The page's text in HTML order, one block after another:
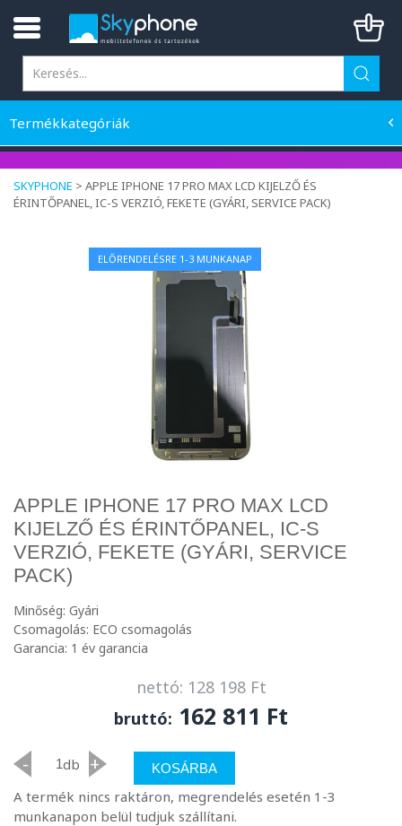
Termékkategóriák
SKYPHONE > APPLE IPHONE 17 PRO MAX LCD KIJELZŐ ÉS
ÉRINTŐPANEL, IC-S VERZIÓ, FEKETE (GYÁRI, SERVICE PACK)
ELŐRENDELÉSRE 1-3 MUNKANAP
APPLE IPHONE 17 PRO MAX LCD
KIJELZŐ ÉS ÉRINTŐPANEL, IC-S
VERZIÓ, FEKETE (GYÁRI, SERVICE
PACK)
Minőség: Gyári
Csomagolás: ECO csomagolás
Garancia: 1 év garancia
nettó: 128 198 Ft
bruttó: 162 811 Ft
- db + KOSÁRBA
A termék nincs raktáron, megrendelés esetén 1-3
munkanapon belül tudjuk szállítani.